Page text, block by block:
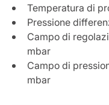
Temperatura di
Pressione
Campo di
mbar
Campo di
mbar